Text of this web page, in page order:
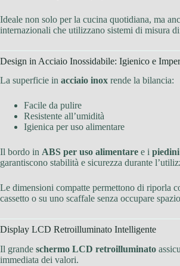
Ideale non solo per la cucina quotidiana, ma
internazionali che utilizzano sistemi di misura
Design in Acciaio Inossidabile: Igienico e
La superficie in acciaio inox rende la bilancia:
Facile da pulire
Resistente all’umidità
Igienica per uso alimentare
Il bordo in ABS per uso alimentare e i
garantiscono stabilità e sicurezza durante
Le dimensioni compatte permettono di riporla
cassetto o su uno scaffale senza occupare
Display LCD Retroilluminato Intelligente
Il grande schermo LCD retroilluminato
immediata dei valori.